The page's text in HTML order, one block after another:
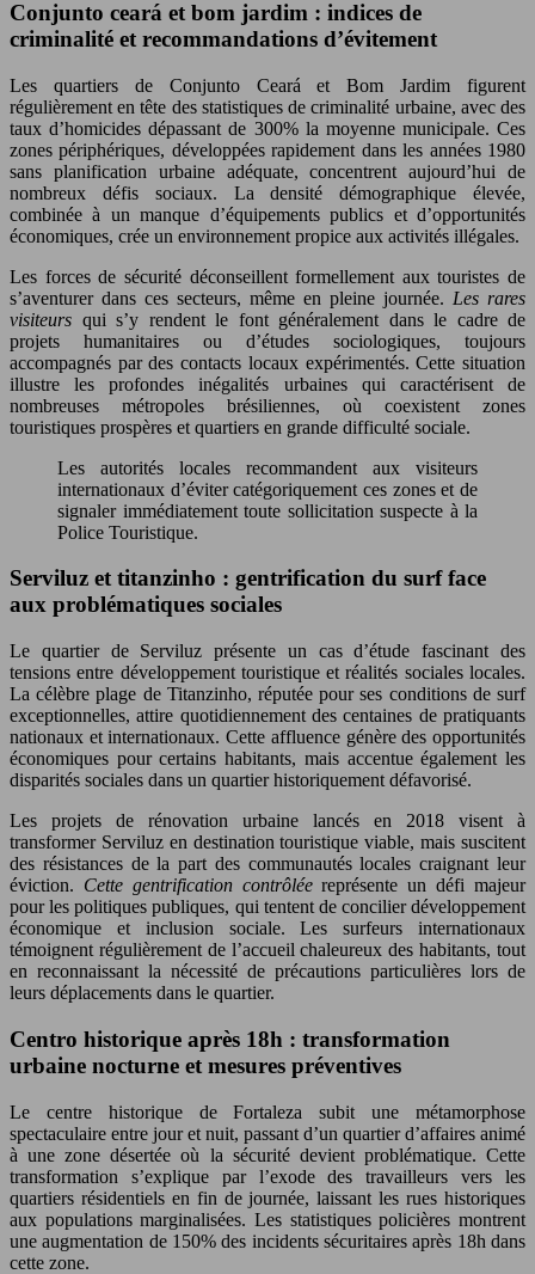
Conjunto ceará et bom jardim : indices de
criminalité et recommandations d’évitement
Les quartiers de Conjunto Ceará et Bom Jardim figurent
régulièrement en tête des statistiques de criminalité urbaine, avec des
taux d’homicides dépassant de 300% la moyenne municipale. Ces
zones périphériques, développées rapidement dans les années 1980
sans planification urbaine adéquate, concentrent aujourd’hui de
nombreux défis sociaux. La densité démographique élevée,
combinée à un manque d’équipements publics et d’opportunités
économiques, crée un environnement propice aux activités illégales.
Les forces de sécurité déconseillent formellement aux touristes de
s’aventurer dans ces secteurs, même en pleine journée. Les rares
visiteurs qui s’y rendent le font généralement dans le cadre de
projets humanitaires ou d’études sociologiques, toujours
accompagnés par des contacts locaux expérimentés. Cette situation
illustre les profondes inégalités urbaines qui caractérisent de
nombreuses métropoles brésiliennes, où coexistent zones
touristiques prospères et quartiers en grande difficulté sociale.
Les autorités locales recommandent aux visiteurs
internationaux d’éviter catégoriquement ces zones et de
signaler immédiatement toute sollicitation suspecte à la
Police Touristique.
Serviluz et titanzinho : gentrification du surf face
aux problématiques sociales
Le quartier de Serviluz présente un cas d’étude fascinant des
tensions entre développement touristique et réalités sociales locales.
La célèbre plage de Titanzinho, réputée pour ses conditions de surf
exceptionnelles, attire quotidiennement des centaines de pratiquants
nationaux et internationaux. Cette affluence génère des opportunités
économiques pour certains habitants, mais accentue également les
disparités sociales dans un quartier historiquement défavorisé.
Les projets de rénovation urbaine lancés en 2018 visent à
transformer Serviluz en destination touristique viable, mais suscitent
des résistances de la part des communautés locales craignant leur
éviction. Cette gentrification contrôléereprésente un défi majeur
pour les politiques publiques, qui tentent de concilier développement
économique et inclusion sociale. Les surfeurs internationaux
témoignent régulièrement de l’accueil chaleureux des habitants, tout
en reconnaissant la nécessité de précautions particulières lors de
leurs déplacements dans le quartier.
Centro historique après 18h : transformation
urbaine nocturne et mesures préventives
Le centre historique de Fortaleza subit une métamorphose
spectaculaire entre jour et nuit, passant d’un quartier d’affaires animé
à une zone désertée où la sécurité devient problématique. Cette
transformation s’explique par l’exode des travailleurs vers les
quartiers résidentiels en fin de journée, laissant les rues historiques
aux populations marginalisées. Les statistiques policières montrent
une augmentation de 150% des incidents sécuritaires après 18h dans
cette zone.